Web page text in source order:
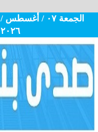
الجمعة ٠٧ / أغسطس /
٢٠٢٦